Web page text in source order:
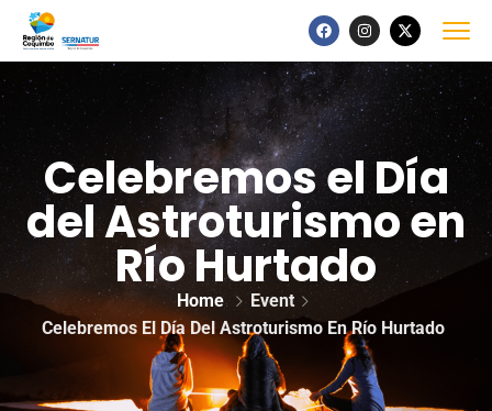
Celebremos el Día
del Astroturismo en
Río Hurtado
Home
Event
Celebremos El Día Del Astroturismo En Río Hurtado